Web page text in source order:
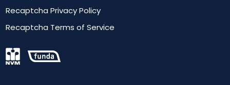
Recaptcha Privacy Policy
Recaptcha Terms of Service